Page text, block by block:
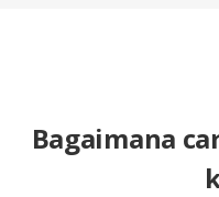
Bagaimana